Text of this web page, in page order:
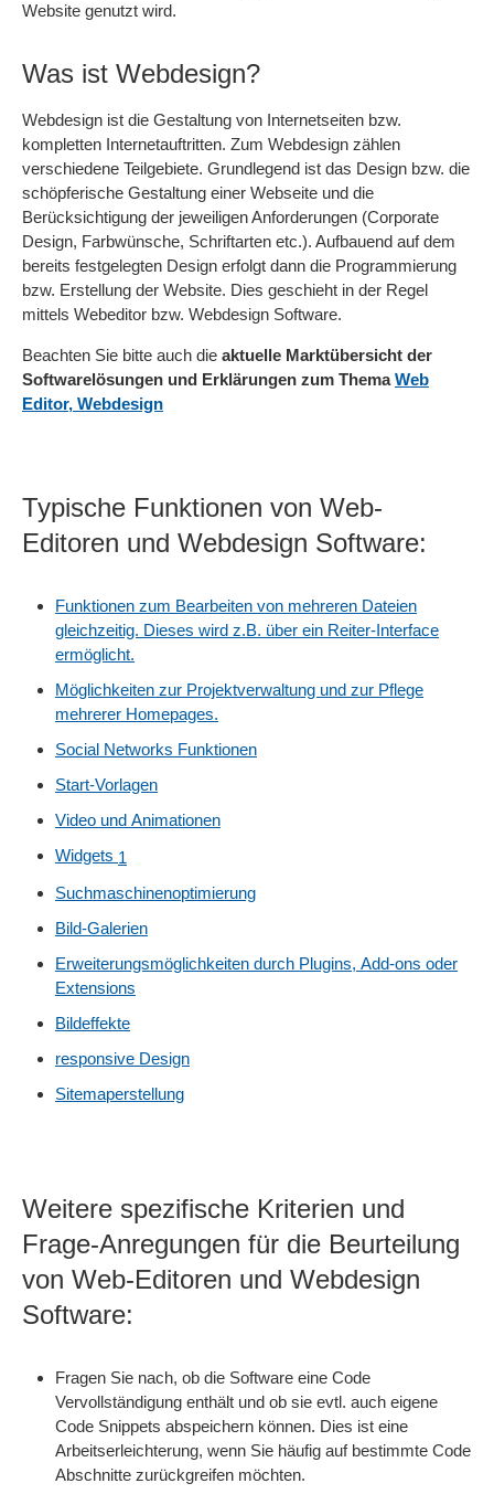
Website genutzt wird.
Was ist Webdesign?
Webdesign ist die Gestaltung von Internetseiten bzw.
kompletten Internetauftritten. Zum Webdesign zählen
verschiedene Teilgebiete. Grundlegend ist das Design bzw. die
schöpferische Gestaltung einer Webseite und die
Berücksichtigung der jeweiligen Anforderungen (Corporate
Design, Farbwünsche, Schriftarten etc.). Aufbauend auf dem
bereits festgelegten Design erfolgt dann die Programmierung
bzw. Erstellung der Website. Dies geschieht in der Regel
mittels Webeditor bzw. Webdesign Software.
Beachten Sie bitte auch die aktuelle Marktübersicht der
Softwarelösungen und Erklärungen zum ThemaWeb
Editor, Webdesign
Typische Funktionen von Web-
Editoren und Webdesign Software:
Funktionen zum Bearbeiten von mehreren Dateien
gleichzeitig. Dieses wird z.B. über ein Reiter-Interface
ermöglicht.
Möglichkeiten zur Projektverwaltung und zur Pflege
mehrerer Homepages.
Social Networks Funktionen
Start-Vorlagen
Video und Animationen
Widgets 1
Suchmaschinenoptimierung
Bild-Galerien
Erweiterungsmöglichkeiten durch Plugins, Add-ons oder
Extensions
Bildeffekte
responsive Design
Sitemaperstellung
Weitere spezifische Kriterien und
Frage-Anregungen für die Beurteilung
von Web-Editoren und Webdesign
Software:
Fragen Sie nach, ob die Software eine Code
Vervollständigung enthält und ob sie evtl. auch eigene
Code Snippets abspeichern können. Dies ist eine
Arbeitserleichterung, wenn Sie häufig auf bestimmte Code
Abschnitte zurückgreifen möchten.